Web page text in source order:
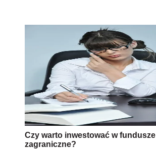
Czy warto inwestować w fundusze
zagraniczne?